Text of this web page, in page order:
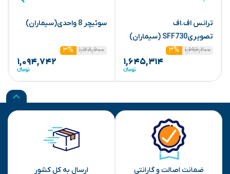
ترانس اف.اف
تصویریSFF730 (سیماران)
۱,۶۹۶,۲۰۰
۳%
۱,۶۴۵,۳۱۴
سوئیچر 8 واحدی(سیماران)
۱,۱۲۸,۶۰۰ ۳%
۱,۰۹۴,۷۴۲
ضمانت اصالت و گارانتی ارسال به کل کشور